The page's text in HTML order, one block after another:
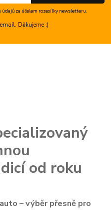
údajůza účelem rozesílky newsletteru.
Děkujeme :)
od roku
– výběr přesně pro